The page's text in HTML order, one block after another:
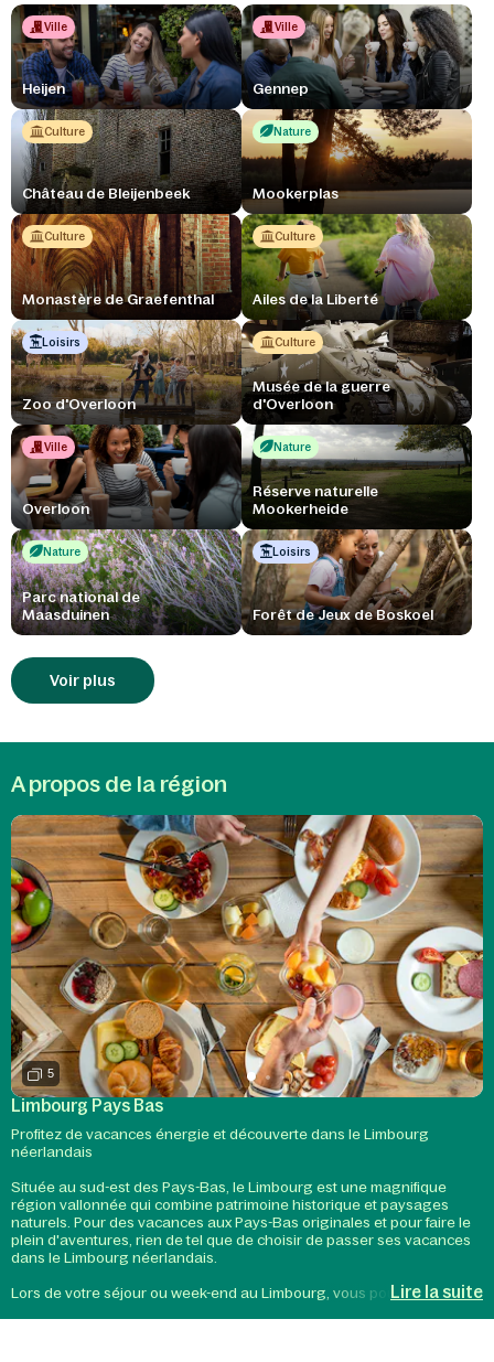
Ville
Heijen
Ville
Gennep
Culture
Château de Bleijenbeek
Nature
Mookerplas
Culture
Monastère de Graefenthal
Culture
Ailes de la Liberté
Loisirs
Zoo d'Overloon
Culture
Musée de la guerre
d'Overloon
Ville
Overloon
Nature
Réserve naturelle
Mookerheide
Nature
Parc national de
Maasduinen
Loisirs
Forêt de Jeux de Boskoel
Voir plus
A propos de la région
5
Limbourg Pays Bas
Profitez de vacances énergie et découverte dans le Limbourg
néerlandais
Située au sud-est des Pays-Bas, le Limbourg est une magnifique
région vallonnée qui combine patrimoine historique et paysages
naturels. Pour des vacances aux Pays-Bas originales et pour faire le
plein d'aventures, rien de tel que de choisir de passer ses vacances
dans le Limbourg néerlandais.
Lors de votre séjour ou week-end au Limbourg, vous pourrez profiter
Lire la suite